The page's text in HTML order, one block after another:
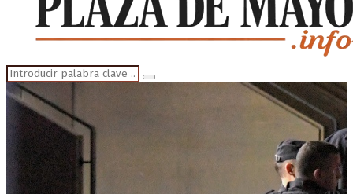
Search
for:
Search